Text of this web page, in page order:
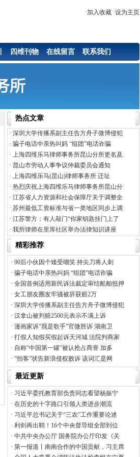
·加入收藏·设为主页
四维刊物 在线留言 联系我们
热点文章
· 深圳大学传播系副主任告方舟子微博侵犯
· 骗子电话中亲热叫妈 “组团”电话诈骗
· 上海四维乐马律师事务所昆山分所更名及
· 昆山市劳动人事争议仲裁委员会通知
· 上海四维乐马(昆山)律师事务所 迁址
· 热烈庆祝上海四维乐马律师事务所昆山分
· 江苏省人力资源和社会保障厅关于调整全
· 苏州最低工资标准与省一类地区同步上调
· 江苏警方：有人敲门“你家钥匙挂门上了
· 我所律师在里厍社区举办法律知识讲座
精彩推荐
· 90后小伙因个矮受嘲笑 持尖刀将人刺
· 骗子电话中亲热叫妈 “组团”电话诈骗
· 全国首例适用新民诉法裁定审结船舶抵押
· 女工朋友圈发牢骚被辞获赔2万
· 深圳大学传播系副主任告方舟子微博侵犯
· 汉拿山被判赔2500元表示不满上诉
· 漫画家诉"我是歌手"官微胜诉 湖南卫
· 打假人知假买假起诉天河城 法院判商家
· 自称“中国第一罐”被认抢占商誉 加多
· “拍客”状告新浪侵权败诉 该词汇是网
最近更新
· 习近平委托教育部负责同志看望杨振宁
· 在历史的十字路口引领人类进步潮流
· 习近平总书记关于“三农”工作重要论述
· 利剑再出鞘！16个中央督导组全部到位
· 中共中央办公厅 国务院办公厅印发《关
· 第一报道丨南南合作的中国贡献，习主席